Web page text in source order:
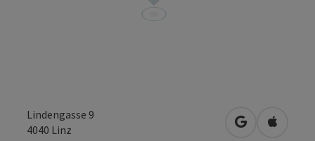
Lindengasse 9
4040 Linz in Google
in